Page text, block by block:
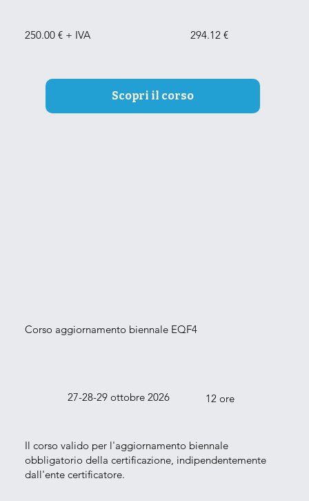
250.00 € + IVA 294.12 €
Scopri il corso
Corso aggiornamento biennale EQF4
27-28-29 ottobre 2026 12 ore
Il corso valido per l'aggiornamento biennale
obbligatorio della certificazione, indipendentemente
dall'ente certificatore.